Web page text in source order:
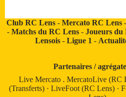
Club RC Lens -Mercato RC Lens
- Matchs du RC Lens- Joueurs du
Lensois- Ligue 1 -
Partenaires /
Live Mercato .MercatoLive (RC
(Transferts) ·LiveFoot (RC Lens) ·